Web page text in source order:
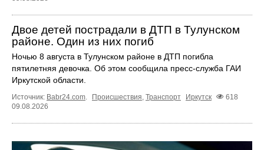
Двое детей пострадали в ДТП в Тулунском
районе. Один из них погиб
Ночью 8 августа в Тулунском районе в ДТП погибла
пятилетняя девочка. Об этом сообщила пресс‑служба ГАИ
Иркутской области.
Источник: Babr24.com. Происшествия, Транспорт Иркутск
618
09.08.2026